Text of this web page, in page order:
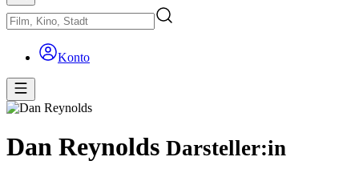
Konto
Dan Reynolds Darsteller:in